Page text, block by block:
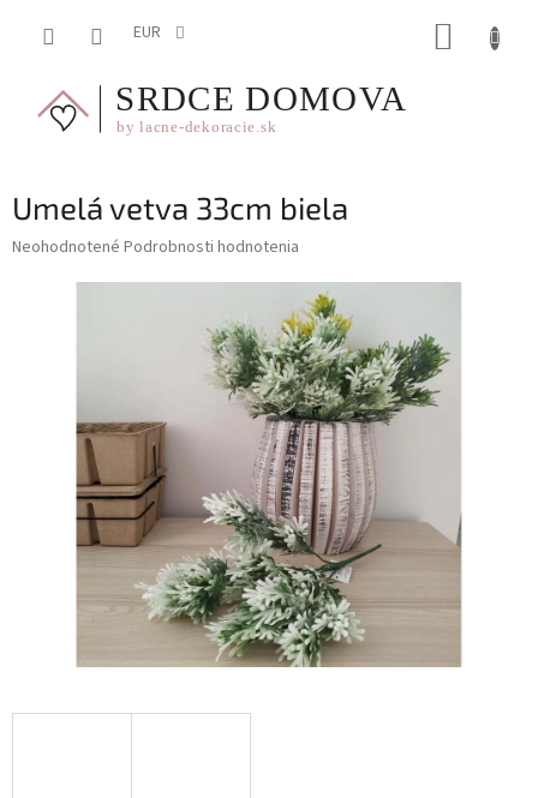
EUR
Umelá vetva 33cm biela
Priemerné
Neohodnotené Podrobnosti hodnotenia